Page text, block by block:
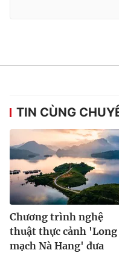
TIN CÙNG
Chương trình nghệ
thuật thực cảnh 'Long
mạch Nà Hang' đưa